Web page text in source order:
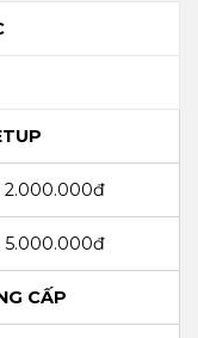
2.000.000đ
5.000.000đ
CẤP